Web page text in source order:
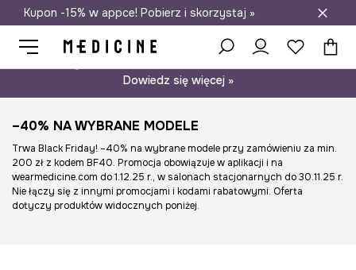
Darmowa dostawa do salonów
Kupon -15% w appce! Pobierz i skorzystaj »
Dowiedz się więcej »
–40% NA WYBRANE MODELE
Trwa Black Friday! –40% na wybrane modele przy zamówieniu za min.
200 zł z kodem BF40. Promocja obowiązuje w aplikacji i na
wearmedicine.com do 1.12.25 r., w salonach stacjonarnych do 30.11.25 r.
Nie łączy się z innymi promocjami i kodami rabatowymi. Oferta
dotyczy produktów widocznych poniżej.